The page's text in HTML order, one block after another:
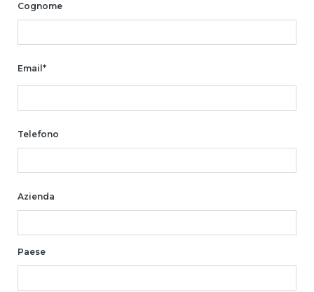
Cognome
Email*
Telefono
Azienda
Paese